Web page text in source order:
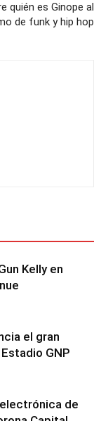
quién es Ginope al
de funk y hip hop
Kelly en
el gran
GNP
de